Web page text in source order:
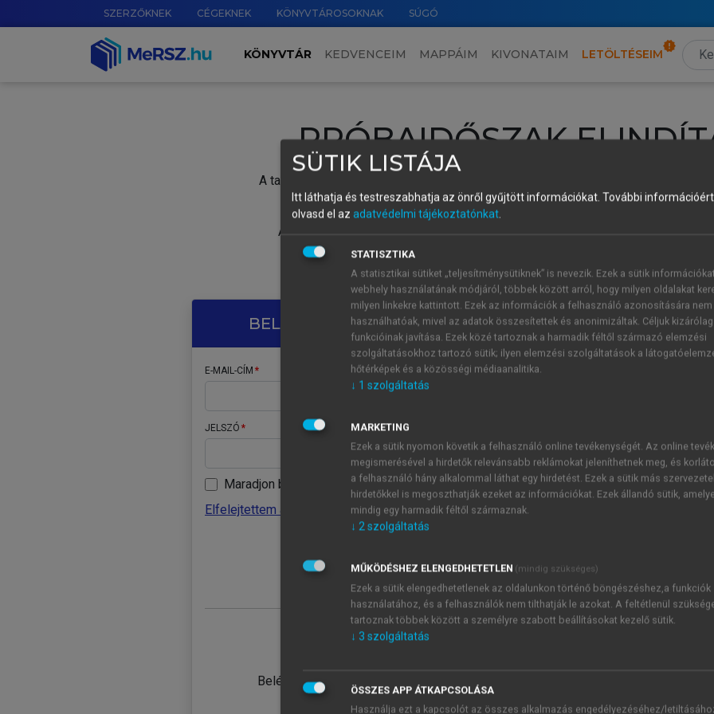
SZERZŐKNEK CÉGEKNEK KÖNYVTÁROSOKNAK SÚGÓ
KÖNYVTÁR KEDVENCEIM MAPPÁIM KIVONATAIM LETÖLTÉSEIM
PRÓBAIDŐSZAK
A tartalom megtekintéséhez lépj be a saját fiókoddal, iskolai azonosítóddal vagy
Új felhasználóként1 óra díjmentes hozzáférésrevagy
A próbaidőszak elindításához,
vagy hozz
A regisztráció után a
BELÉPÉS SAJÁT FIÓKKAL
E-MAIL-CÍM
JELSZÓ
Maradjon belépve
Elfelejtettem a jelszavamat
Belépés intézményi azonosítóval
ÚJ FIÓK
1 óra
JELSZÓ
Kérek értesítést a MeRSZ
Kérek értesítést az
SÜTIK LISTÁJA
Itt láthatja és testreszabhatja az önről gyűjtött információkat. További
olvasd el az adatvédelmi tájékoztatónkat.
STATISZTIKA
A statisztikai sütiket „teljesítménysütiknek” is nevezik. Ezek a sütik
webhely használatának módjáról, többek között arról, hogy milyen oldalakat
milyen linkekre kattintott. Ezek az információk a felhasználó azonosítására nem
használhatóak, mivel az adatok összesítettek és anonimizáltak. Céljuk
funkcióinak javítása. Ezek közé tartoznak a harmadik féltől származó elemzési
szolgáltatásokhoz tartozó sütik; ilyen elemzési szolgáltatások a
hőtérképek és a közösségi médiaanalitika.
↓ 1 szolgáltatás
MARKETING
Ezek a sütik nyomon követik a felhasználó online tevékenységét. Az online
megismerésével a hirdetők relevánsabb reklámokat jeleníthetnek meg, és
a felhasználó hány alkalommal láthat egy hirdetést. Ezek a sütik más
hirdetőkkel is megoszthatják ezeket az információkat. Ezek állandó sütik,
mindig egy harmadik féltől származnak.
↓ 2szolgáltatás
MŰKÖDÉSHEZ ELENGEDHETETLEN (mindig szükséges)
Ezek a sütik elengedhetetlenek az oldalunkon történő böngészéshez,a funkciók
használatához, és a felhasználók nem tilthatják le azokat. A feltétlenül
tartoznak többek között a személyre szabott beállításokat kezelő sütik.
↓ 3 szolgáltatás
ÖSSZES APP ÁTKAPCSOLÁSA
Használja ezt a kapcsolót az összes alkalmazás engedélyezéséhez/